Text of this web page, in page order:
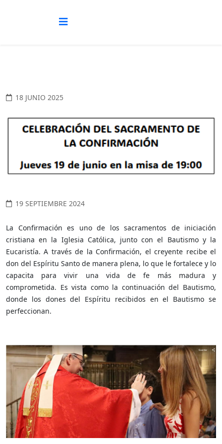
18 JUNIO 2025
19 SEPTIEMBRE 2024
La Confirmación es uno de los sacramentos de iniciación
cristiana en la Iglesia Católica, junto con el Bautismo y la
Eucaristía. A través de la Confirmación, el creyente recibe el
don del Espíritu Santo de manera plena, lo que le fortalece y lo
capacita para vivir una vida de fe más madura y
comprometida. Es vista como la continuación del Bautismo,
donde los dones del Espíritu recibidos en el Bautismo se
perfeccionan.